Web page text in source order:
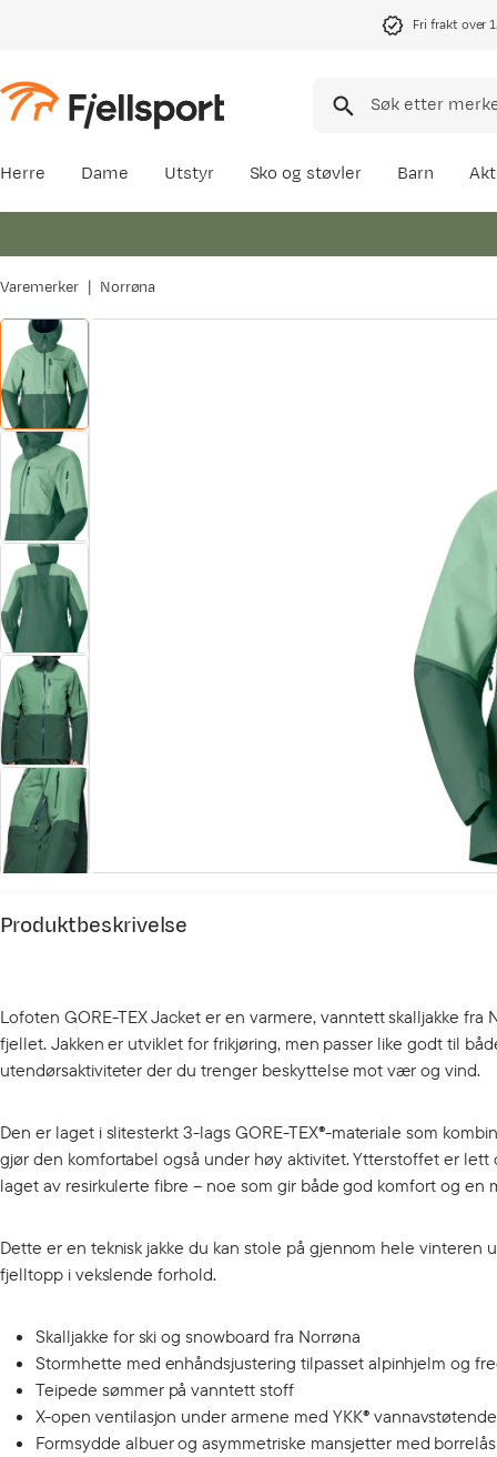
Fri frakt over
Herre Dame Utstyr Sko og støvler Barn
Varemerker Norrøna
Produktbeskrivelse
Lofoten GORE-TEX Jacket er en varmere, vanntett skalljakke
fjellet. Jakken er utviklet for frikjøring, men passer like godt til
utendørsaktiviteter der du trenger beskyttelse mot vær og vind.
Den er laget i slitesterkt 3-lags GORE-TEX®-materiale som
gjør den komfortabel også under høy aktivitet. Ytterstoffet er
laget av resirkulerte fibre – noe som gir både god komfort og en
Dette er en teknisk jakke du kan stole på gjennom hele
fjelltopp i vekslende forhold.
Skalljakke for ski og snowboard fra Norrøna
Stormhette med enhåndsjustering tilpasset alpinhjelm og
Teipede sømmer på vanntett stoff
X-open ventilasjon under armene med YKK®
Formsydde albuer og asymmetriske mansjetter med borrelås